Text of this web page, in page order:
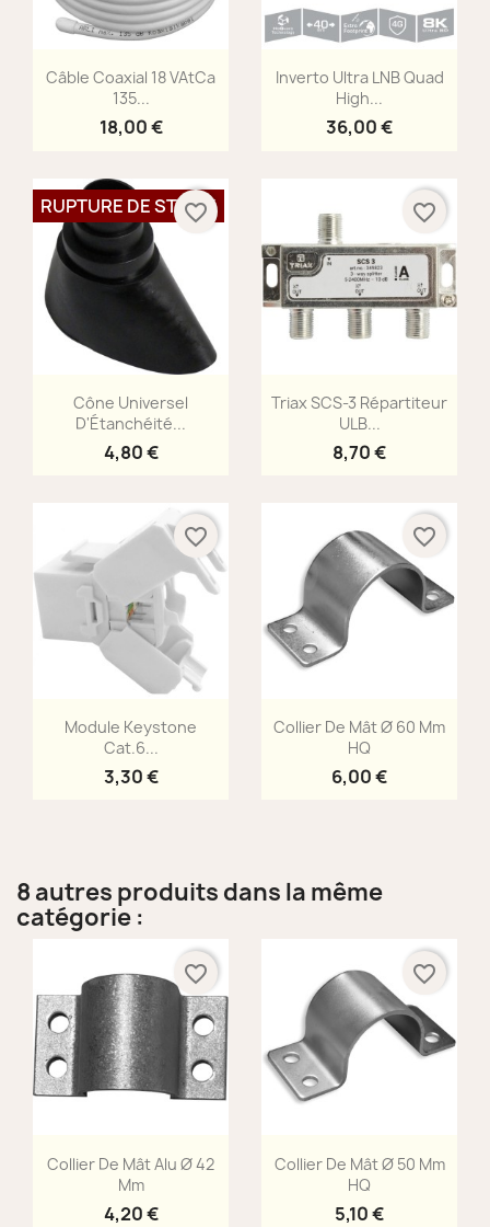
Aperçu rapide
Câble Coaxial 18 VAtCa
135...
18,00 €
Aperçu rapide
Inverto Ultra LNB Quad
High...
36,00 €
Aperçu rapide
Cône Universel
D'Étanchéité...
4,80 €
RUPTURE DE STOCK
favorite_border
 Aperçu rapide
Triax SCS-3 Répartiteur
ULB...
8,70 €
favorite_border
Aperçu rapide
Module Keystone
Cat.6...
3,30 €
favorite_border
Aperçu rapide
Collier De Mât Ø 60 Mm
HQ
6,00 €
favorite_border
8 autres produits dans la même
catégorie :
Aperçu rapide
Collier De Mât Alu Ø 42
Mm
4,20 €
favorite_border
Aperçu rapide
Collier De Mât Ø 50 Mm
HQ
5,10 €
favorite_border